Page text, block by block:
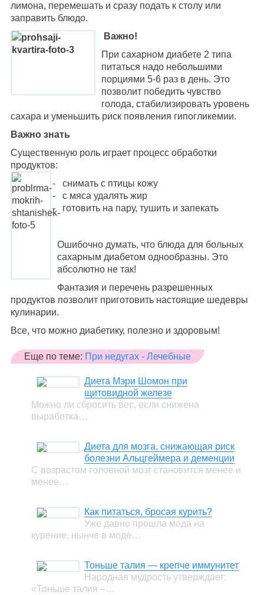
лимона, перемешать и сразу подать к столу или
заправить блюдо.
Важно!
При сахарном диабете 2 типа
питаться надо небольшими
порциями 5-6 раз в день. Это
позволит победить чувство
голода, стабилизировать уровень
сахара и уменьшить риск появления гипогликемии.
Важно знать
Существенную роль играет процесс обработки
продуктов:
снимать с птицы кожу
с мяса удалять жир
готовить на пару, тушить и запекать
Ошибочно думать, что блюда для больных
сахарным диабетом однообразны. Это
абсолютно не так!
Фантазия и перечень разрешенных
продуктов позволит приготовить настоящие шедевры
кулинарии.
Все, что можно диабетику, полезно и здоровым!
Еще по теме: При недугах - Лечебные
Диета Мэри Шомон при
щитовидной железе
Можно ли сбросить вес, если снижена
выработка…
Диета для мозга, снижающая риск
болезни Альцгеймера и деменции
С возрастом головной мозг становится менее и
менее…
Как питаться, бросая курить?
Уже давно прошла мода на
курение, нынче в моде…
Тоньше талия — крепче иммунитет
Народная мудрость утверждает:
«Тоньше талия –…